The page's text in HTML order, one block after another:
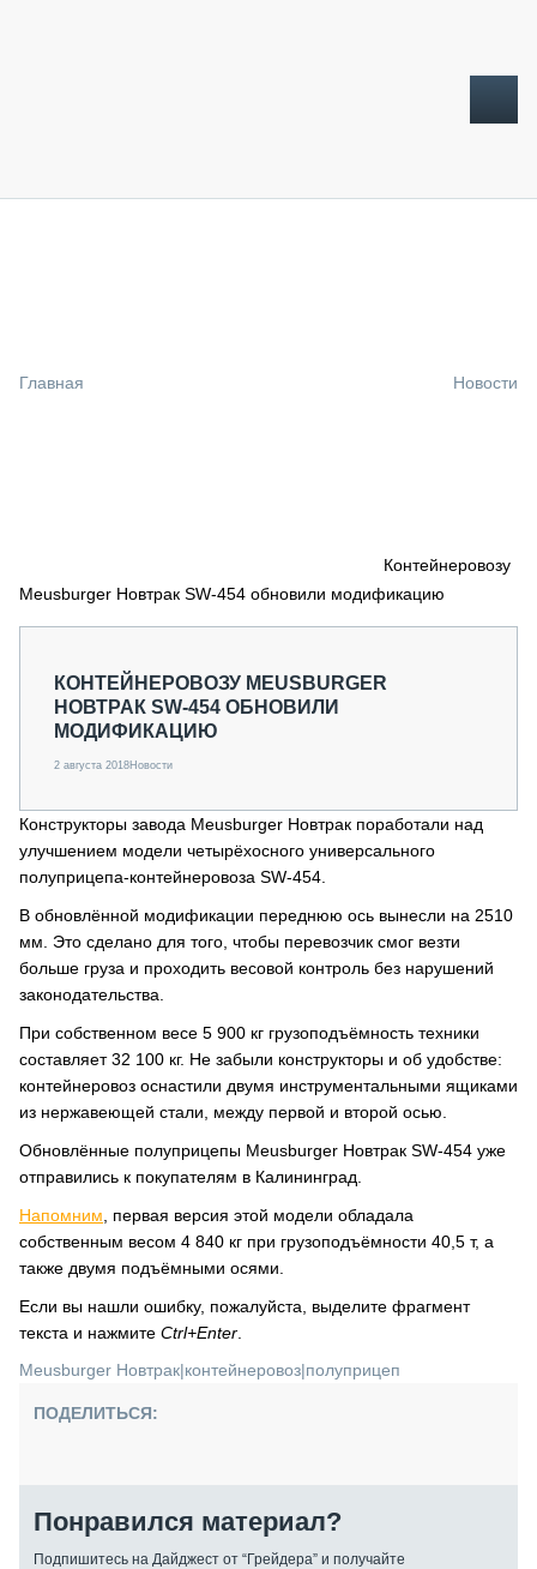
СПЕЦПРОЕКТЫ
О ПРОЕКТЕ
Главная Новости
Контейнеровозу
Meusburger Новтрак SW-454 обновили модификацию
КОНТЕЙНЕРОВОЗУ MEUSBURGER
НОВТРАК SW-454 ОБНОВИЛИ
МОДИФИКАЦИЮ
2 августа 2018Новости
Конструкторы завода Meusburger Новтрак поработали над
улучшением модели четырёхосного универсального
полуприцепа-контейнеровоза SW-454.
В обновлённой модификации переднюю ось вынесли на 2510
мм. Это сделано для того, чтобы перевозчик смог везти
больше груза и проходить весовой контроль без нарушений
законодательства.
При собственном весе 5 900 кг грузоподъёмность техники
составляет 32 100 кг. Не забыли конструкторы и об удобстве:
контейнеровоз оснастили двумя инструментальными ящиками
из нержавеющей стали, между первой и второй осью.
Обновлённые полуприцепы Meusburger Новтрак SW-454 уже
отправились к покупателям в Калининград.
Напомним , первая версия этой модели обладала
собственным весом 4 840 кг при грузоподъёмности 40,5 т, а
также двумя подъёмными осями.
Если вы нашли ошибку, пожалуйста, выделите фрагмент
текста и нажмите Ctrl+Enter
Meusburger Новтрак|контейнеровоз|полуприцеп
ПОДЕЛИТЬСЯ:
Понравился материал?
Подпишитесь на Дайджест от “Грейдера” и получайте